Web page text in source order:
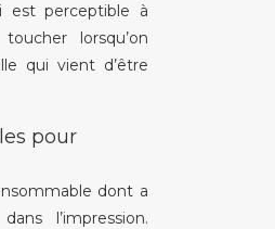
est perceptible à
lorsqu’on
qui vient d’être
pour
dont a
l’impression.